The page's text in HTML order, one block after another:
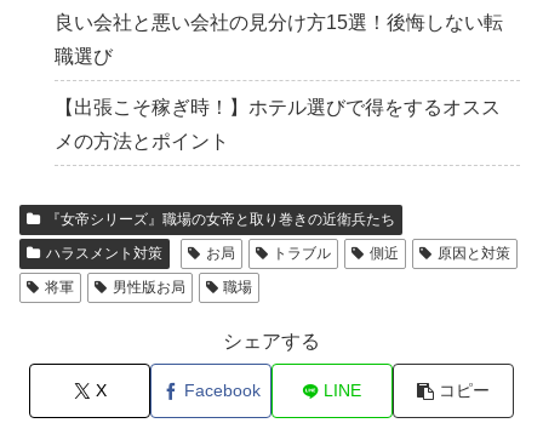
良い会社と悪い会社の見分け方15選！後悔しない転
職選び
【出張こそ稼ぎ時！】ホテル選びで得をするオスス
メの方法とポイント
『女帝シリーズ』職場の女帝と取り巻きの近衛兵たち
ハラスメント対策
お局 トラブル 側近
原因と対策
将軍
男性版お局 職場
シェアする
X Facebook LINE コピー